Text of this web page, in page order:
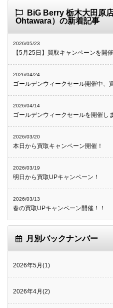
BiG Berry 栃木大田原
Ohtawara）の新着記事
2026/05/23
【5月25日】買取キャンペーンを開
2026/04/24
ゴールデンウィークセール開催中、
2026/04/14
ゴールデンウィークセールを開催し
2026/03/20
本日から買取キャンペーン開催！
2026/03/19
明日から買取UPキャンペーン！
2026/03/13
春の買取UPキャンペーン開催！！
月別バックナンバー
2026年5月(1)
2026年4月(2)